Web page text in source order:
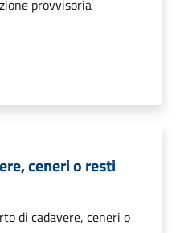
provvisoria
ceneri o resti
di cadavere, ceneri o